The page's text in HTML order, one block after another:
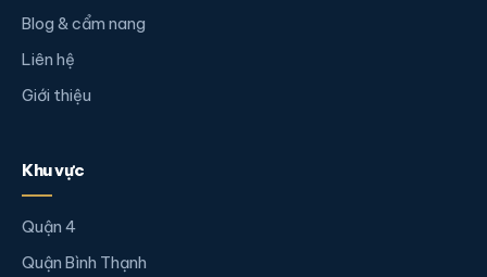
Blog & cẩm nang
Liên hệ
Giới thiệu
Khu vực
Quận 4
Quận Bình Thạnh